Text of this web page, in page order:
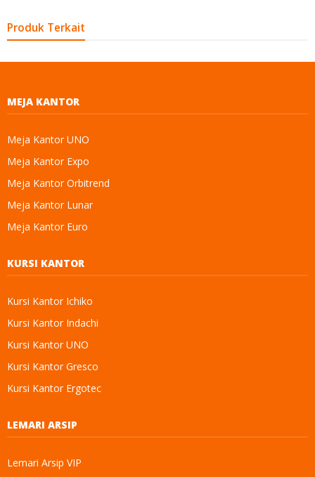
Produk Terkait
MEJA KANTOR
Meja Kantor UNO
Meja Kantor Expo
Meja Kantor Orbitrend
Meja Kantor Lunar
Meja Kantor Euro
KURSI KANTOR
Kursi Kantor Ichiko
Kursi Kantor Indachi
Kursi Kantor UNO
Kursi Kantor Gresco
Kursi Kantor Ergotec
LEMARI ARSIP
Lemari Arsip VIP